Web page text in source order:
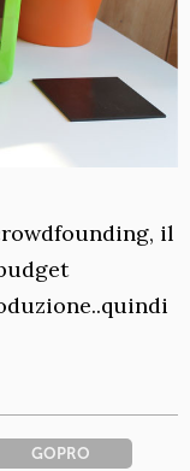
il
GOPRO